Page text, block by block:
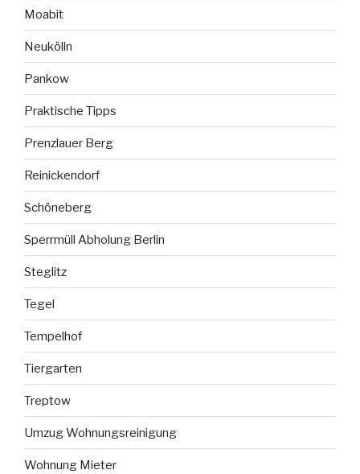
Moabit
Neukölln
Pankow
Praktische Tipps
Prenzlauer Berg
Reinickendorf
Schöneberg
Sperrmüll Abholung Berlin
Steglitz
Tegel
Tempelhof
Tiergarten
Treptow
Umzug Wohnungsreinigung
Wohnung Mieter